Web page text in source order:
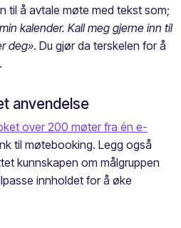
til å avtale møte med tekst som;
kalender. Kall meg gjerne inn til
deg». Du gjør da terskelen for å
anvendelse
over 200 møter fra én e-
til møtebooking. Legg også
kunnskapen om målgruppen
innholdet for å øke